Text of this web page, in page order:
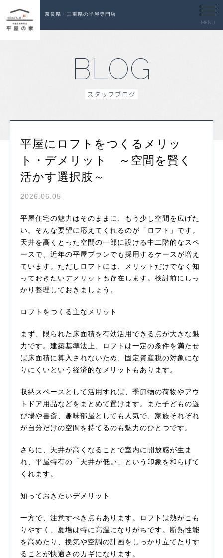
奈良県・三重県の平屋専門店
MENU
BLOG
スタッフブログ
平屋にロフトをつくるメリッ
ト・デメリット ～空間を賢く
活かす選択肢～
2026.06.05
平屋住宅の魅力はそのままに、もう少し空間を広げた
い。そんな要望に応えてくれるのが「ロフト」です。
天井を高くとった空間の一部に設ける中二階的なスペ
ースで、近年の平屋プランでも採用するケースが増え
ています。ただしロフトには、メリットだけでなく知
っておきたいデメリットも存在します。検討前にしっ
かり整理しておきましょう。
ロフトをつくる主なメリット
まず、限られた床面積を有効活用できる点が大きな魅
力です。建築基準法上、ロフトは一定の条件を満たせ
ば床面積に算入されないため、固定資産税の対象にな
りにくいという経済的なメリットもあります。
収納スペースとして活用すれば、季節物の荷物やアウ
トドア用品などをまとめて置けます。また子どもの遊
び場や書斎、趣味部屋としても人気で、家族それぞれ
が自分だけの空間を持てるのも魅力のひとつです。
さらに、天井が高くなることで室内に開放感が生ま
れ、平屋特有の「天井が低い」という印象を和らげて
くれます。
知っておきたいデメリット
一方で、注意すべき点もあります。ロフトは熱がこも
りやすく、夏場は特に高温になりがちです。断熱性能
を高めたり、換気や空調の計画をしっかり立てたりす
ることが快適さのカギになります。